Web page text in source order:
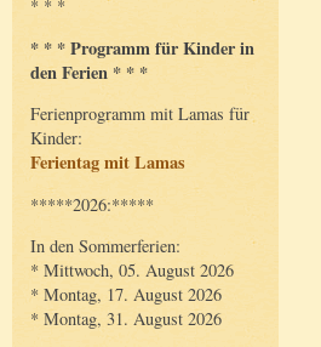
* * *
* * * Programm für Kinder in
den Ferien * * *
Ferienprogramm mit Lamas für
Kinder:
Ferientag mit Lamas
*****2026:*****
In den Sommerferien:
* Mittwoch, 05. August 2026
* Montag, 17. August 2026
* Montag, 31. August 2026